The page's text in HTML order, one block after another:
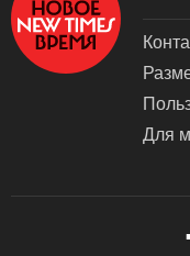
Для